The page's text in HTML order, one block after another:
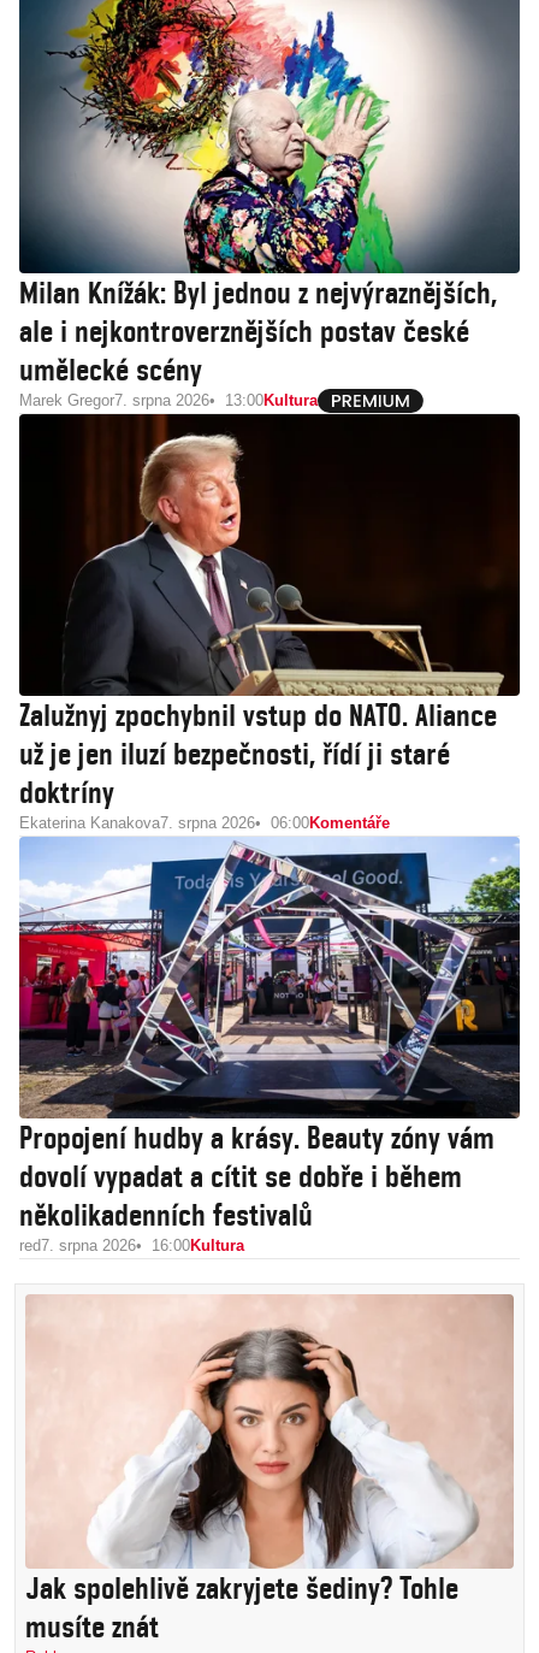
Milan Knížák: Byl jednou z nejvýraznějších,
ale i nejkontroverznějších postav české
umělecké scény
Marek Gregor7. srpna 2026 13:00Kultura
Zalužnyj zpochybnil vstup do NATO. Aliance
už je jen iluzí bezpečnosti, řídí ji staré
doktríny
Ekaterina Kanakova7. srpna 2026 06:00Komentáře
Propojení hudby a krásy. Beauty zóny vám
dovolí vypadat a cítit se dobře i během
několikadenních festivalů
red7. srpna 2026 16:00Kultura
Jak spolehlivě zakryjete šediny? Tohle
musíte znát